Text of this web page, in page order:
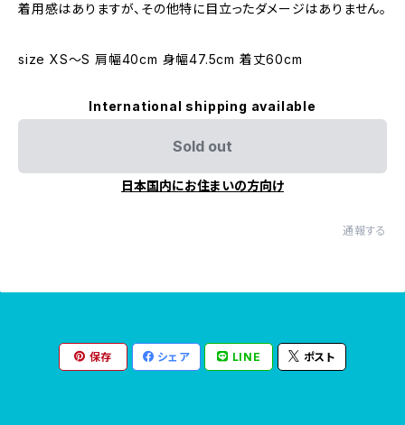
着用感はありますが、その他特に目立ったダメージはありません。
size XS〜S 肩幅40cm 身幅47.5cm 着丈60cm
International shipping available
Sold out
日本国内にお住まいの方向け
通報する
保存 シェア LINE ポスト